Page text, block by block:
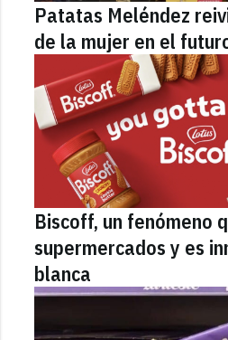
Patatas Meléndez
de la mujer en el
Biscoff, un fenómeno
supermercados y es
blanca